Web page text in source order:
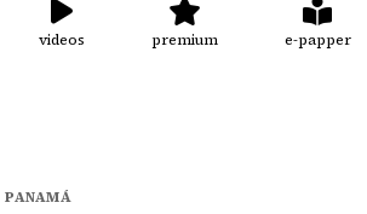
videos premium e-papper
PANAMÁ